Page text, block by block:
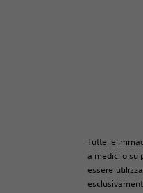
Tutte le
a medici o su
essere